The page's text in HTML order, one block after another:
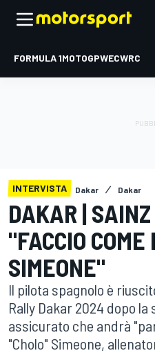
FORMULA 1MOTOGPWECWRC
INTERVISTA Dakar Dakar
DAKAR |
"FACCIO
SIMEONE"
Il pilota spagnolo è
Rally Dakar 2024 dopo
assicurato che andrà
"Cholo" Simeone,